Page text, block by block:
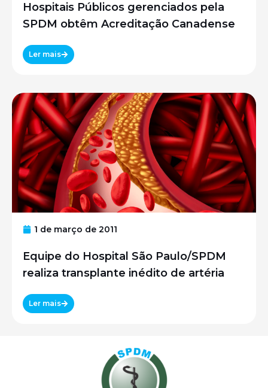
Hospitais Públicos gerenciados pela
SPDM obtêm Acreditação Canadense
Ler mais
1 de março de 2011
Equipe do Hospital São Paulo/SPDM
realiza transplante inédito de artéria
Ler mais